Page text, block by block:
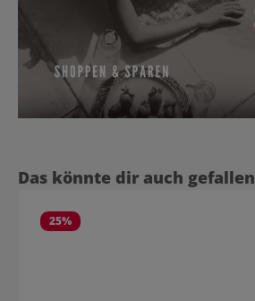
Produktgalerie überspringen
Das könnte dir auch gefallen
25%